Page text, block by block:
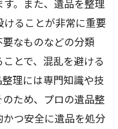
。また、遺品を整理
ることが非常に重要
なものなどの分類
とで、混乱を避ける
理には専門知識や技
ため、プロの遺品整
つ安全に遺品を処分